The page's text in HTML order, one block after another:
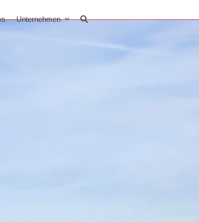
Unternehmen